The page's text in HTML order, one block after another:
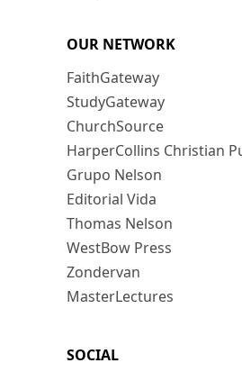
OUR NETWORK
FaithGateway
StudyGateway
ChurchSource
HarperCollins Christian
Grupo Nelson
Editorial Vida
Thomas Nelson
WestBow Press
Zondervan
MasterLectures
SOCIAL